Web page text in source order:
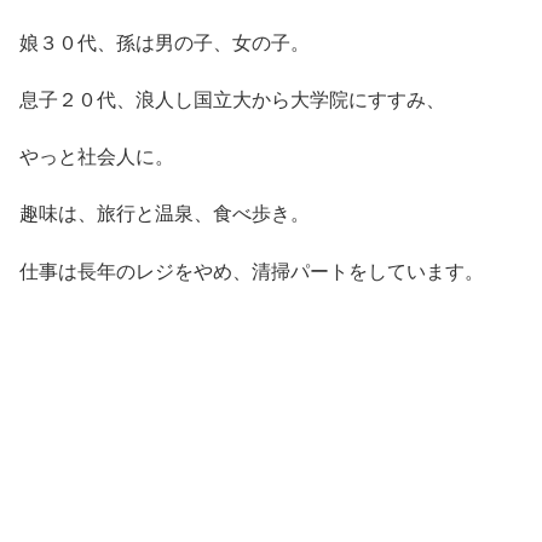
娘３０代、孫は男の子、女の子。
息子２０代、浪人し国立大から大学院にすすみ、
やっと社会人に。
趣味は、旅行と温泉、食べ歩き。
仕事は長年のレジをやめ、清掃パートをしています。